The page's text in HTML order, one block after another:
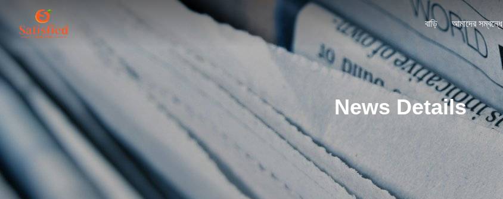
বাড়ি আমাদের সম্বন্ধে
News Details